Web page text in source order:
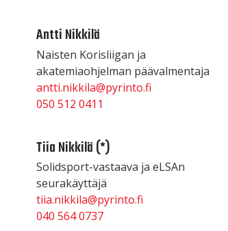
Antti Nikkilä
Naisten Korisliigan ja
akatemiaohjelman päävalmentaja
antti.nikkila@pyrinto.fi
050 512 0411
Tiia Nikkilä (*)
Solidsport-vastaava ja eLSAn
seurakäyttäjä
tiia.nikkila@pyrinto.fi
040 564 0737